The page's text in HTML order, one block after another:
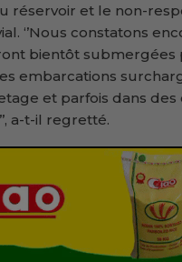
réservoir et le non-
‘’Nous constatons
bientôt submergées
embarcations
et parfois dans
a-t-il regretté.